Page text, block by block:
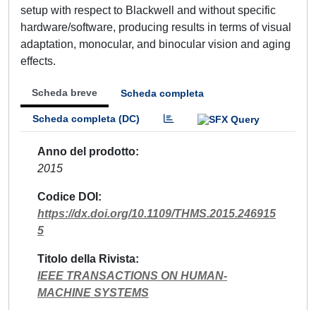
setup with respect to Blackwell and without specific
hardware/software, producing results in terms of visual
adaptation, monocular, and binocular vision and aging
effects.
Scheda breve Scheda completa
Scheda completa (DC)
Anno del prodotto
2015
Codice DOI
https://dx.doi.org/10.1109/THMS.2015.246915
5
Titolo della Rivista
IEEE TRANSACTIONS ON HUMAN-
MACHINE SYSTEMS